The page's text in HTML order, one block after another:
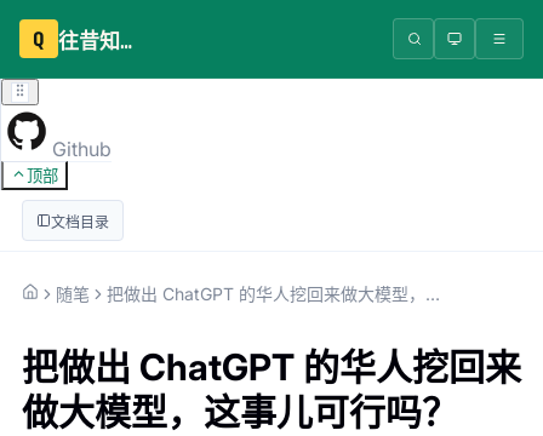
Q 往昔知识库
Github
顶部
文档目录
随笔 把做出 ChatGPT 的华人挖回来做大模型，这事儿可行吗？
把做出 ChatGPT 的华人挖回来
做大模型，这事儿可行吗？